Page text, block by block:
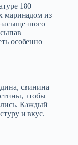
180
маринадом из
насыщенного
особенно
свинина
чтобы
Каждый
и вкус.